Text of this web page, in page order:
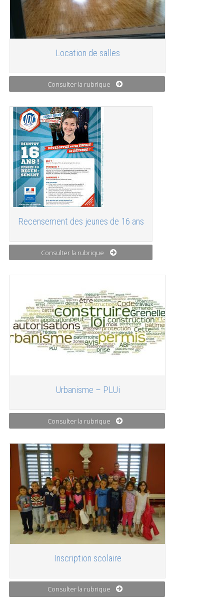
Location de salles
Consulter la rubrique
Recensement des jeunes de 16 ans
Consulter la rubrique
Urbanisme – PLUi
Consulter la rubrique
Inscription scolaire
Consulter la rubrique